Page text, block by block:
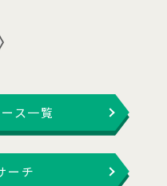
ス一覧
ーチ